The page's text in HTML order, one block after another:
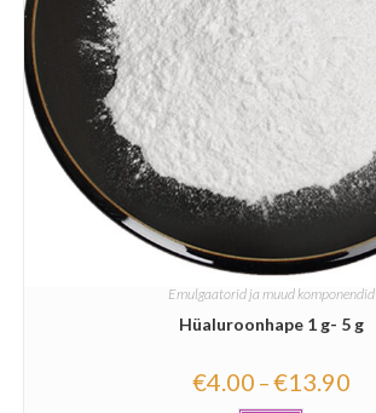
Emulgaatorid ja muud komponendid
Hüaluroonhape 1 g- 5 g
€4.00 –€13.90